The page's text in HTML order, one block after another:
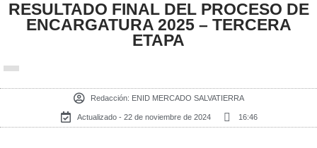
RESULTADO FINAL DEL PROCESO DE
ENCARGATURA 2025 – TERCERA
ETAPA
Redacción: ENID MERCADO SALVATIERRA
Actualizado - 22 de noviembre de 2024 16:46